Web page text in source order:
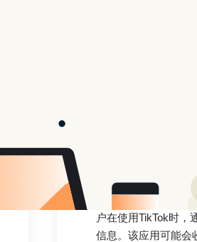
繁。以下是一些需要
## 风险与潜在危险
户在使用TikTok时，
信息。该应用可能会